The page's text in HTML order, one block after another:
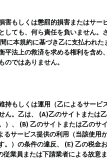
もしくは懲罰的損害またはサー
ても、何ら責任を負いません
本規約に基づき乙に支払われ
法上の救済を求める権利を含め
ではありません。
もしくは運用（乙によるサー
。乙は、 (A)乙のサイトまたは
、 (B) 乙のサイトまたは乙のサ
サービス提供の利用（当該使用
）の条件の違反、 (E) 乙の税金
業員または下請業者による故意